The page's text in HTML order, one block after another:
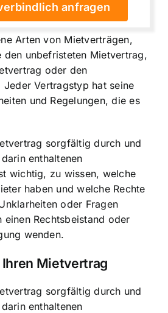
anfragen
Arten von Mietverträgen,
den unbefristeten Mietvertrag,
oder den
Vertragstyp hat seine
und Regelungen, die es
sorgfältig durch und
enthaltenen
wichtig, zu wissen, welche
haben und welche Rechte
oder Fragen
einen Rechtsbeistand oder
wenden.
Mietvertrag
sorgfältig durch und
enthaltenen